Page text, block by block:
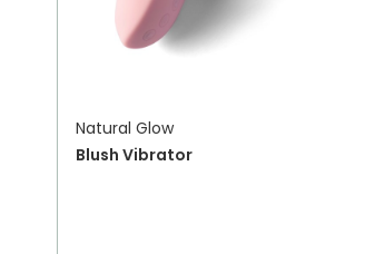
Natural Glow
Blush Vibrator